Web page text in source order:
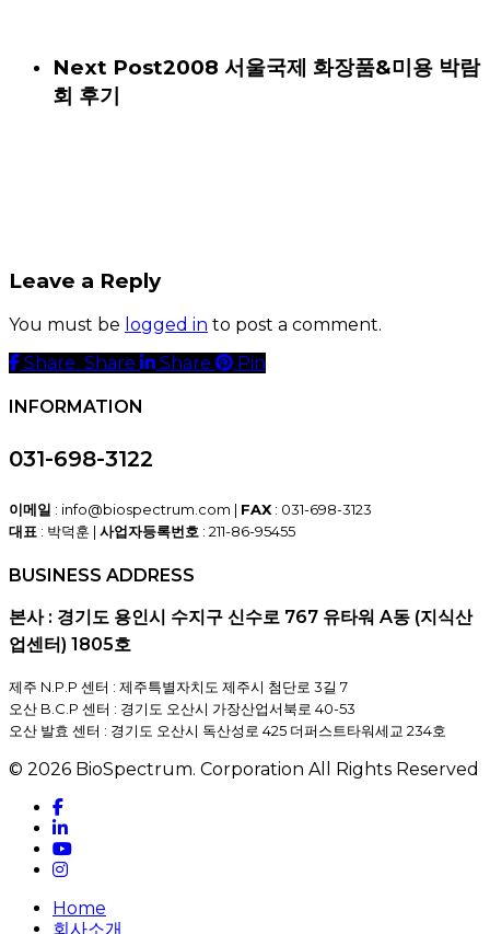
Next Post2008 서울국제 화장품&미용 박람
회 후기
Leave a Reply
You must be logged in to post a comment.
Share
Share Share Share Pin
INFORMATION
031-698-3122
이메일 : info@biospectrum.com | FAX : 031-698-3123
대표 : 박덕훈 | 사업자등록번호 : 211-86-95455
BUSINESS ADDRESS
본사 : 경기도 용인시 수지구 신수로 767 유타워 A동 (지식산
업센터) 1805호
제주 N.P.P 센터 : 제주특별자치도 제주시 첨단로 3길 7
오산 B.C.P 센터 : 경기도 오산시 가장산업서북로 40-53
오산 발효 센터 : 경기도 오산시 독산성로 425 더퍼스트타워세교 234호
© 2026 BioSpectrum. Corporation All Rights Reserved
facebook
linkedin
youtube
instagram
Close
Menu
Home
회사소개